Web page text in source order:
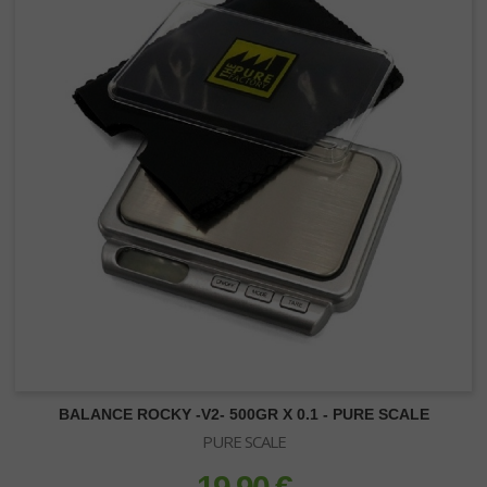
BALANCE ROCKY -V2- 500GR X 0.1 - PURE SCALE
PURE SCALE
prix